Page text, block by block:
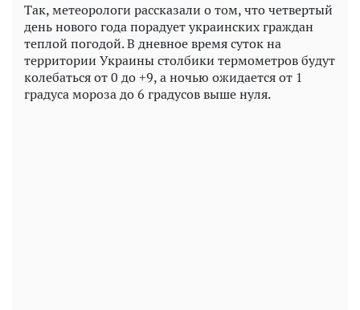
Так, метеорологи рассказали о том, что четвертый
день нового года порадует украинских граждан
теплой погодой. В дневное время суток на
территории Украины столбики термометров будут
колебаться от 0 до +9, а ночью ожидается от 1
градуса мороза до 6 градусов выше нуля.